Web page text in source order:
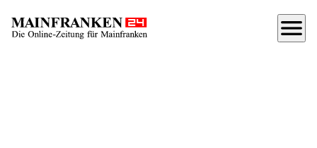
menu